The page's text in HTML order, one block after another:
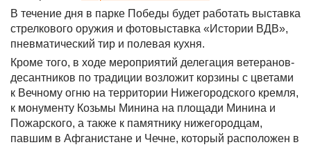
В течение дня в парке Победы будет работать выставка
стрелкового оружия и фотовыставка «Истории ВДВ»,
пневматический тир и полевая кухня.
Кроме того, в ходе мероприятий делегация ветеранов-
десантников по традиции возложит корзины с цветами
к Вечному огню на территории Нижегородского кремля,
к монументу Козьмы Минина на площади Минина и
Пожарского, а также к памятнику нижегородцам,
павшим в Афганистане и Чечне, который расположен в